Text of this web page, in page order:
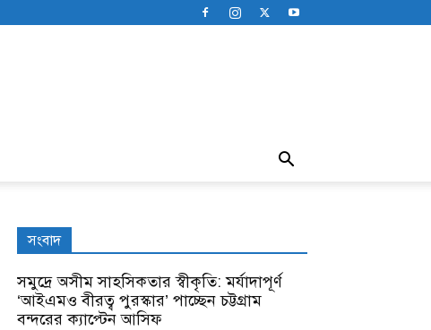
সংবাদ
সমুদ্রে অসীম সাহসিকতার স্বীকৃতি: মর্যাদাপূর্ণ
‘আইএমও বীরত্ব পুরস্কার’ পাচ্ছেন চট্টগ্রাম
বন্দরের ক্যাপ্টেন আসিফ